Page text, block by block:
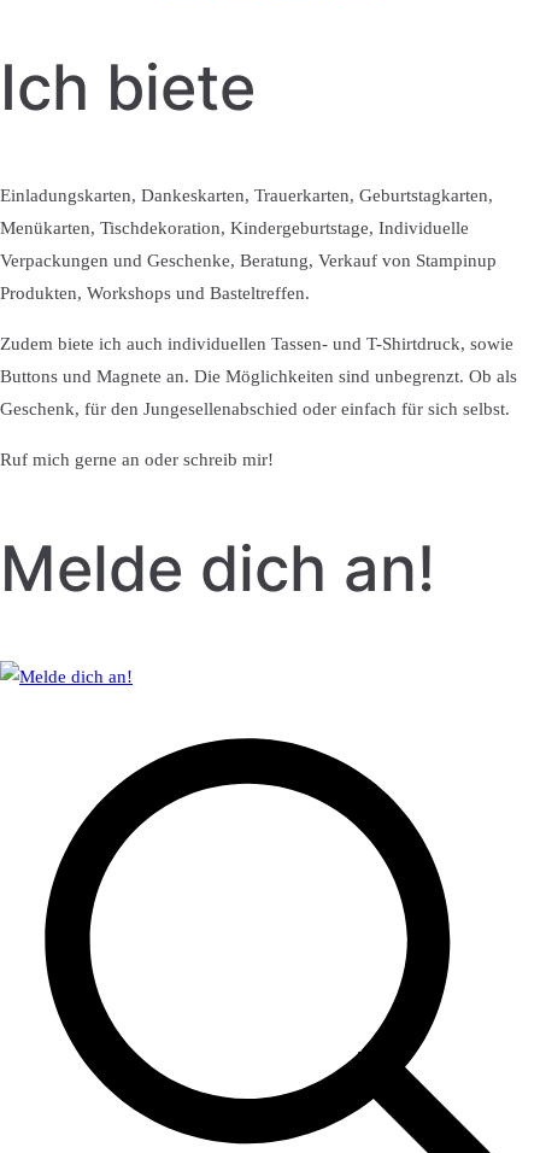
Ich biete
Einladungskarten, Dankeskarten, Trauerkarten, Geburtstagkarten,
Menükarten, Tischdekoration, Kindergeburtstage, Individuelle
Verpackungen und Geschenke, Beratung, Verkauf von Stampinup
Produkten, Workshops und Basteltreffen.
Zudem biete ich auch individuellen Tassen- und T-Shirtdruck, sowie
Buttons und Magnete an. Die Möglichkeiten sind unbegrenzt. Ob als
Geschenk, für den Jungesellenabschied oder einfach für sich selbst.
Ruf mich gerne an oder schreib mir!
Melde dich an!